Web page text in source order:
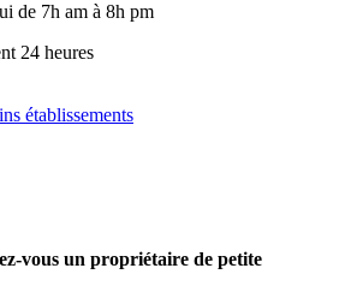
de 7h am à 8h pm
24 heures
établissements
vous un propriétaire de petite